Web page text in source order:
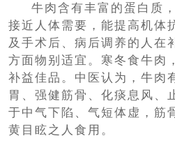
牛肉含有丰富的蛋白质
接近人体需要，能提高机体
及手术后、病后调养的人在
方面物别适宜。寒冬食牛肉
补益佳品。中医认为，牛肉
胃、强健筋骨、化痰息风、
于中气下陷、气短体虚，筋
黄目眩之人食用。